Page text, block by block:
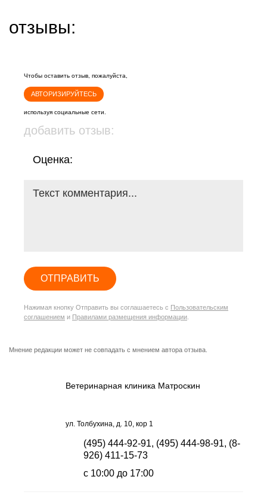
отзывы:
Чтобы оставить отзыв, пожалуйста,
АВТОРИЗИРУЙТЕСЬ
используя социальные сети.
добавить отзыв:
Оценка:
ОТПРАВИТЬ
Нажимая кнопку Отправить вы соглашаетесь с Пользовательским
соглашением и Правилами размещения информации
Мнение редакции может не совпадать с мнением автора отзыва.
Ветеринарная клиника Матроскин
ул. Толбухина, д. 10, кор 1
(495) 444-92-91, (495) 444-98-91, (8-
926) 411-15-73
с 10:00 до 17:00